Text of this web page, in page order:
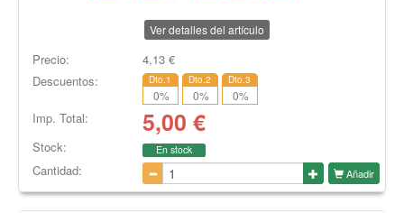
Ver detalles del artículo
Precio: 4,13€
Descuentos:
Dto.1
0%
Dto.2
0%
Dto.3
0%
Imp. Total: 5,00 €
Stock: En stock
Cantidad: Añadir